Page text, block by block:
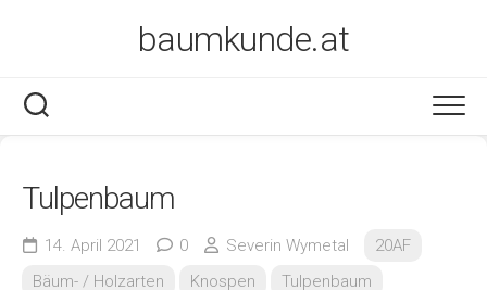
baumkunde.at
Tulpenbaum
14. April 2021 0 Severin Wymetal
20AF
Bäum- / Holzarten
Knospen Tulpenbaum